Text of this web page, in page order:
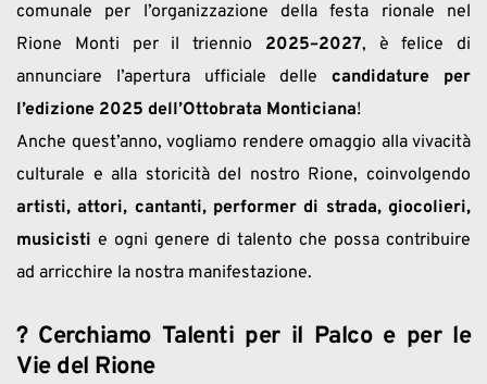
comunale per l’organizzazione della festa rionale nel
Rione Monti per il triennio 2025–2027, è felice di
annunciare l’apertura ufficiale delle candidature per
l’edizione 2025 dell’Ottobrata Monticiana!
Anche quest’anno, vogliamo rendere omaggio alla vivacità
artisti, attori, cantanti, performer di strada, giocolieri,
musicisti e ogni genere di talento che possa contribuire
ad arricchire la nostra manifestazione.
? Cerchiamo Talenti per il Palco e per le
Vie del Rione